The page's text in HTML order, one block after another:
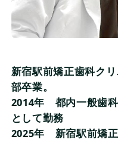
会社概要
個人情報保
評価基準及
新宿駅前矯正歯科ク
部卒業。
2014年 都内一般歯
として勤務
2025年 新宿駅前矯